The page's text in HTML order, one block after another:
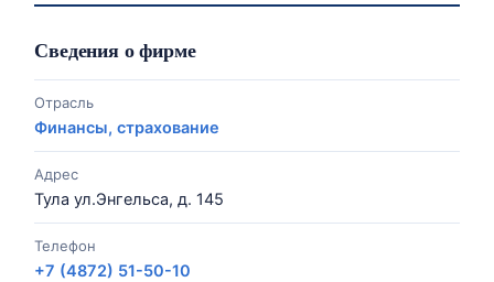
Сведения о фирме
Отрасль
Финансы, страхование
Адрес
Тула ул.Энгельса, д. 145
Телефон
+7 (4872) 51-50-10